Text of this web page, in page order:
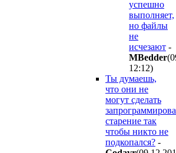
успешно
выполняет,
но файлы
не
исчезают -
MBedder
12:12)
Ты думаешь,
что они не
могут сделать
старение так
чтобы никто не
подкопался? -